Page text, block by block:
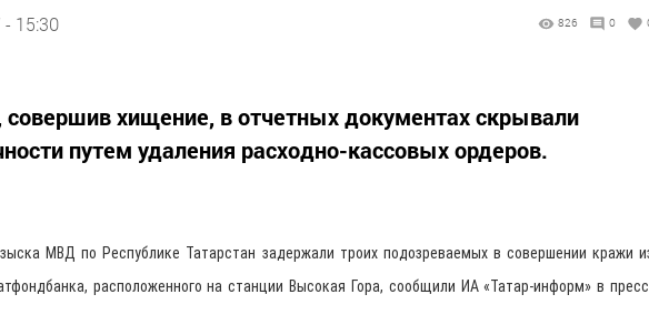
15:30 826 0
хищение, в отчетных документах скрывали
путем удаления расходно-кассовых ордеров.
МВД по Республике Татарстан задержали троих подозреваемых в совершении кражи
расположенного на станции Высокая Гора, сообщили ИА «Татар-информ» в